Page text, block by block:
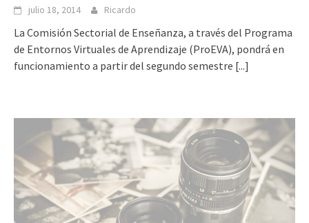
julio 18, 2014 Ricardo
La Comisión Sectorial de Enseñanza, a través del Programa
de Entornos Virtuales de Aprendizaje (ProEVA), pondrá en
funcionamiento a partir del segundo semestre [...]